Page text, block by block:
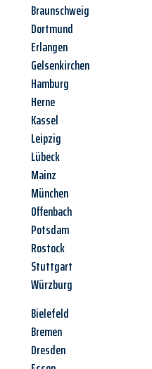
Braunschweig
Dortmund
Erlangen
Gelsenkirchen
Hamburg
Herne
Kassel
Leipzig
Lübeck
Mainz
München
Offenbach
Potsdam
Rostock
Stuttgart
Würzburg
Bielefeld
Bremen
Dresden